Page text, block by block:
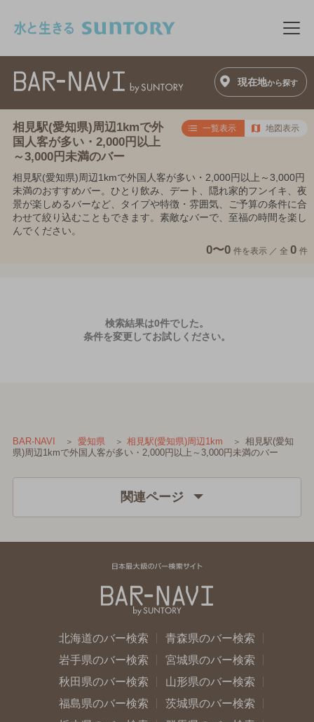
メ
現在地から探す
相見駅(愛知県)周辺1kmで外
国人客が多い・2,000円以上
～3,000円未満のバー
一覧表示 地図表示
相見駅(愛知県)周辺1kmで外国人客が多い・2,000円以上～3,000円
未満のおすすめバー。ひとり飲み、デート、隠れ家的フンイキ、夜
景が楽しめるバーなど、タイプや特徴・雰囲気、ご予算の条件に合
わせて絞り込むこともできます。素敵なバーで、至福の時間を楽し
んでください。
0〜0 件を表示 ／ 全 0 件
検索結果は0件でした。
条件を変更してお試しください。
BAR-NAVI 愛知県 相見駅(愛知県)周辺1km
相見駅(愛知
県)周辺1kmで外国人客が多い・2,000円以上～3,000円未満のバー
関連ページ
北海道のバー検索
青森県のバー検索
岩手県のバー検索
宮城県のバー検索
秋田県のバー検索
山形県のバー検索
福島県のバー検索
茨城県のバー検索